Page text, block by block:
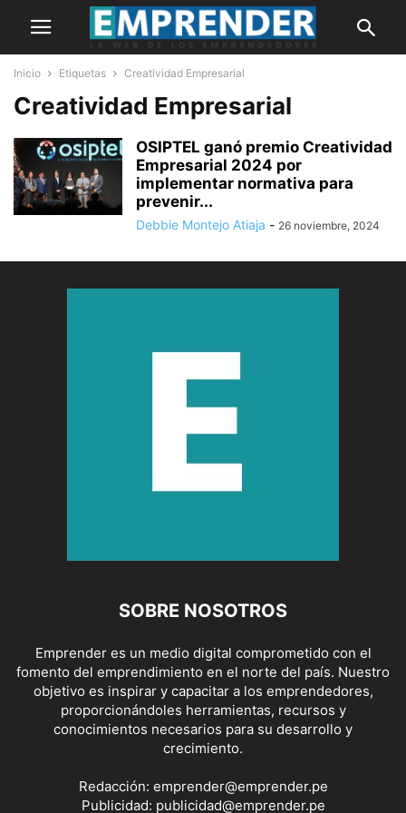
Inicio Etiquetas Creatividad Empresarial
Creatividad Empresarial
OSIPTEL ganó premio Creatividad
Empresarial 2024 por
implementar normativa para
prevenir...
Debbie Montejo Atiaja - 26 noviembre, 2024
SOBRE NOSOTROS
Emprender es un medio digital comprometido con el
fomento del emprendimiento en el norte del país. Nuestro
objetivo es inspirar y capacitar a los emprendedores,
proporcionándoles herramientas, recursos y
conocimientos necesarios para su desarrollo y
crecimiento.
Redacción: emprender@emprender.pe
Publicidad: publicidad@emprender.pe